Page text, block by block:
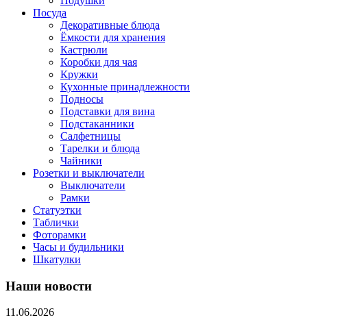
Посуда
Декоративные блюда
Ёмкости для хранения
Кастрюли
Коробки для чая
Кружки
Кухонные принадлежности
Подносы
Подставки для вина
Подстаканники
Салфетницы
Тарелки и блюда
Чайники
Розетки и выключатели
Выключатели
Рамки
Статуэтки
Таблички
Фоторамки
Часы и будильники
Шкатулки
Наши новости
11.06.2026